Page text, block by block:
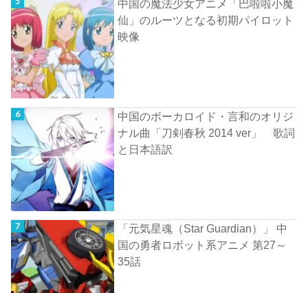
中国の魔法少女アニメ「巴啦啦小魔
仙」のルーツとなる初期パイロット
映像
中国のボーカロイド・言和のオリジ
ナル曲「刀剣春秋 2014 ver」 歌詞
と日本語訳
「元気星魂（Star Guardian）」 中
国の勇者ロボット系アニメ 第27～
35話